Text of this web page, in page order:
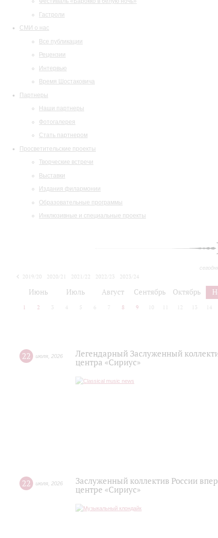
Гастроли
СМИ о нас
Все публикации
Рецензии
Интервью
Время Шостаковича
Партнеры
Наши партнеры
Фотогалерея
Стать партнером
Просветительские проекты
Творческие встречи
Выставки
Издания филармонии
Образовательные программы
Инклюзивные и специальные проекты
2019/20 2020/21 2021/22 2022/23
2023/24
Июнь Июль Август Сентябрь Октябрь
1 2 3 4 5 6 7 8 9 10 12 13 14
22 июля 2026
Легендарный Заслуженный
центра «Сириус»
22 июля 2026
Заслуженный коллектив России
центре «Сириус»